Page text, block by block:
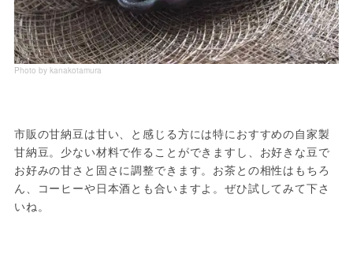
Photo by kanakotamura
市販の甘納豆は甘い、と感じる方には特におすすめの自家製
甘納豆。少ない材料で作ることができますし、お好きな豆で
お好みの甘さと固さに調整できます。お茶との相性はもちろ
ん、コーヒーや日本酒とも合いますよ。ぜひ試してみて下さ
いね。